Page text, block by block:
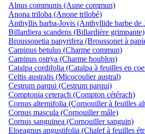
Alnus communis (Aune commun)
Anona triloba (Anone trilobé)
Anthyllis barba-Jovis (Anthyllide barbe de
Billardiera scandens (Billardière grimpante)
Broussonetia papyrifera (Broussonet à
Carpinus betulus (Charme commun)
Carpinus ostrya (Charme houblon)
Catalpa cordifolia (Catalpa à feuilles en
Celtis australis (Micocoulier austral)
Cestrum parqui (Cestrum parqui)
Comptonia ceterach (Compton cétérach)
Cornus alternifolia (Cornouiller à feuilles
Cornus mascula (Cornouiller mâle)
Cornus sanguinea (Cornouiller sanguin)
Eloeagnus angustifolia (Chalef à feuilles